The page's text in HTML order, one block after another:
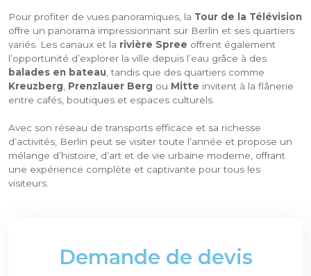
Pour profiter de vues panoramiques, la Tour de la Télévision
offre un panorama impressionnant sur Berlin et ses quartiers
variés. Les canaux et la rivière Spree offrent également
l’opportunité d’explorer la ville depuis l’eau grâce à des
balades en bateau, tandis que des quartiers comme
Kreuzberg, Prenzlauer Berg ou Mitte invitent à la flânerie
entre cafés, boutiques et espaces culturels.
Avec son réseau de transports efficace et sa richesse
d’activités, Berlin peut se visiter toute l’année et propose un
mélange d’histoire, d’art et de vie urbaine moderne, offrant
une expérience complète et captivante pour tous les
visiteurs.
Demande de devis